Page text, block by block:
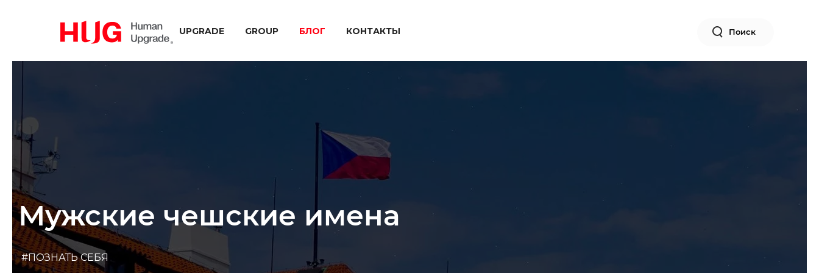
UPGRADE GROUP БЛОГ КОНТАКТЫ Поиск
Мужские чешские имена
#ПОЗНАТЬ СЕБЯ